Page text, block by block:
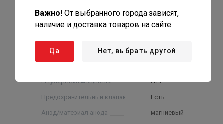
Регулировка мощности Нет
Предохранительный клапан Есть
Анод/материал анода магниевый
Важно! От выбранного города зависят,
наличие и доставка товаров на сайте.
Да Нет, выбрать другой